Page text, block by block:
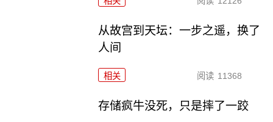
从故宫到天坛：一步之遥，换了
人间
相关 阅读 11368
存储疯牛没死，只是摔了一跤